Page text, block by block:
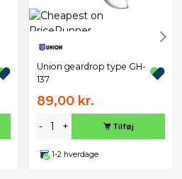
Union geardrop type GH-
137
89,00 kr.
- + Tilføj
1-2 hverdage